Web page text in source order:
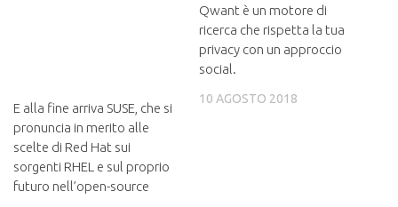
E alla fine arriva SUSE, che si
pronuncia in merito alle
scelte di Red Hat sui
sorgenti RHEL e sul proprio
futuro nell’open-source
Qwant è un motore di
ricerca che rispetta la tua
privacy con un approccio
social.
10 AGOSTO 2018